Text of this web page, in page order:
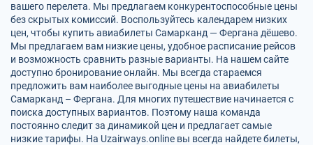
вашего перелета. Мы предлагаем конкурентоспособные цены
без скрытых комиссий. Воспользуйтесь календарем низких
цен, чтобы купить авиабилеты Самарканд — Фергана дёшево.
Мы предлагаем вам низкие цены, удобное расписание рейсов
и возможность сравнить разные варианты. На нашем сайте
доступно бронирование онлайн. Мы всегда стараемся
предложить вам наиболее выгодные цены на авиабилеты
Самарканд – Фергана. Для многих путешествие начинается с
поиска доступных вариантов. Поэтому наша команда
постоянно следит за динамикой цен и предлагает самые
низкие тарифы. На Uzairways.online вы всегда найдете билеты,